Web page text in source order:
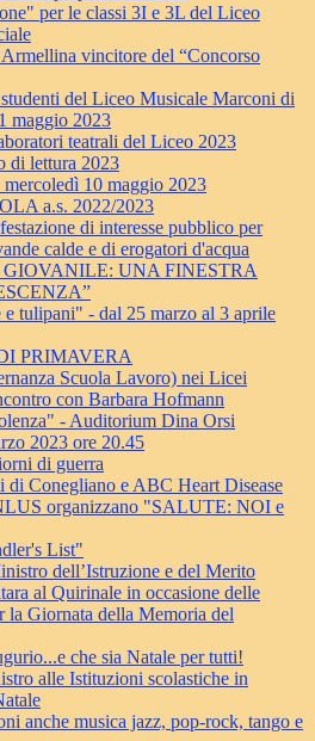
per le classi 3I e 3L del Liceo
vincitore del “Concorso
del Liceo Musicale Marconi di
maggio 2023
teatrali del Liceo 2023
di lettura 2023
10 maggio 2023
a.s. 2022/2023
di interesse pubblico per
calde e di erogatori d'acqua
UNA FINESTRA
e tulipani" - dal 25 marzo al 3 aprile
PRIMAVERA
Scuola Lavoro) nei Licei
con Barbara Hofmann
- Auditorium Dina Orsi
2023 ore 20.45
di guerra
di Conegliano e ABC Heart Disease
organizzano "SALUTE: NOI e
List"
dell’Istruzione e del Merito
al Quirinale in occasione delle
la Giornata della Memoria del
che sia Natale per tutti!
alle Istituzioni scolastiche in
anche musica jazz, pop-rock, tango e